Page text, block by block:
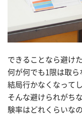
できることなら避け
何が何でも1限は取
結局行かなくなって
そんな避けられがち
験率はどれくらいな